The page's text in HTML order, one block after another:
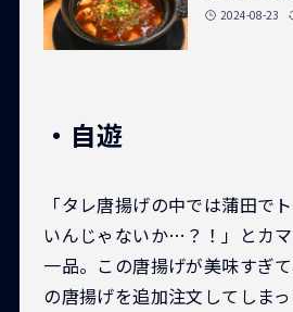
2024-08-23
・自遊
「タレ唐揚げの中では蒲田で
いんじゃないか…？！」とカ
一品。この唐揚げが美味すぎ
の唐揚げを追加注文してしま